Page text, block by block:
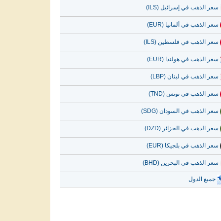
سعر الذهب في إسرائيل (ILS)
سعر الذهب في ألمانيا (EUR)
سعر الذهب في فلسطين (ILS)
سعر الذهب في هولندا (EUR)
سعر الذهب في لبنان (LBP)
سعر الذهب في تونس (TND)
سعر الذهب في السودان (SDG)
سعر الذهب في الجزائر (DZD)
سعر الذهب في بلجيكا (EUR)
سعر الذهب في البحرين (BHD)
جميع الدول